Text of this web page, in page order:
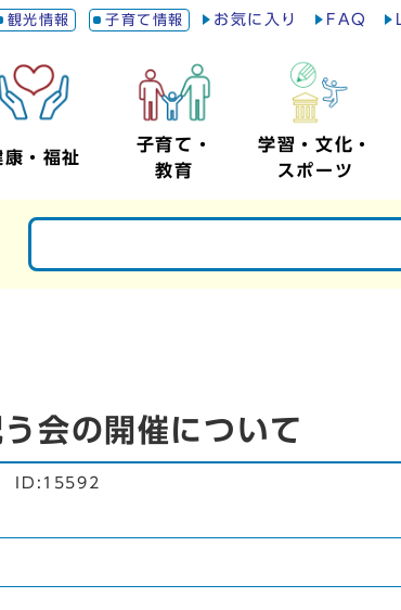
観光情報 子育て情報 お気に入り FAQ
康・福祉
子育て・
教育
学習・文化・
スポーツ
会の開催について
ID:15592